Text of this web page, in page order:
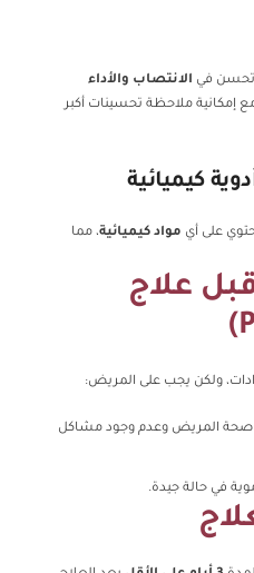
تحسن في الانتصاب والأداء
إمكانية ملاحظة تحسينات أكبر
على أي مواد كيميائية، مما
علاج
ولكن يجب على المريض:
صحة المريض وعدم وجود مشاكل
في حالة جيدة.